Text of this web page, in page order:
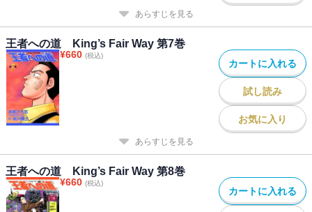
あらすじを見る
王者への道 King’s Fair Way 第7巻
¥660 (税込)
カートに入れる
試し読み
お気に入り
あらすじを見る
王者への道 King’s Fair Way 第8巻
¥660 (税込)
カートに入れる